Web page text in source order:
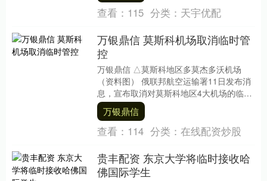
查看： 115 分类： 天宇优配
万银鼎信 莫斯科机场取消临时管
控
万银鼎信 △莫斯科地区多莫杰多沃机场
（资料图） 俄联邦航空运输署11日发布消
息，宣布取消对莫斯科地区4大机场的临时
管控措施。 据悉万银鼎信，11日零时起，
为确保....
万银鼎信
查看： 114 分类： 在线配资炒股
贵丰配资 东京大学将临时接收哈
佛国际学生